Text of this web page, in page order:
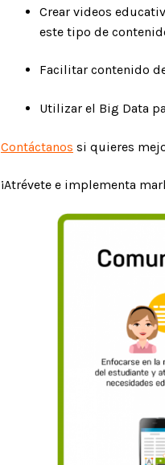
Crear videos
este tipo de
Facilitar contenido
Utilizar el Big Data
Contáctanos si quieres
¡Atrévete e implementa